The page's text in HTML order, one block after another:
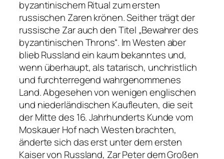
byzantinischem Ritual zum ersten
russischen Zaren krönen. Seither trägt der
russische Zar auch den Titel „Bewahrer des
byzantinischen Throns“. Im Westen aber
blieb Russland ein kaum bekanntes und,
wenn überhaupt, als tatarisch, unchristlich
und furchterregend wahrgenommenes
Land. Abgesehen von wenigen englischen
und niederländischen Kaufleuten, die seit
der Mitte des 16. Jahrhunderts Kunde vom
Moskauer Hof nach Westen brachten,
änderte sich das erst unter dem ersten
Kaiser von Russland, Zar Peter dem Großen